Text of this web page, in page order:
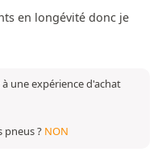
en longévité donc je
une expérience d'achat
pneus ? NON